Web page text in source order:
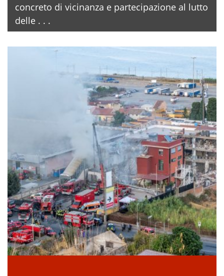
concreto di vicinanza e partecipazione al lutto
delle . . .